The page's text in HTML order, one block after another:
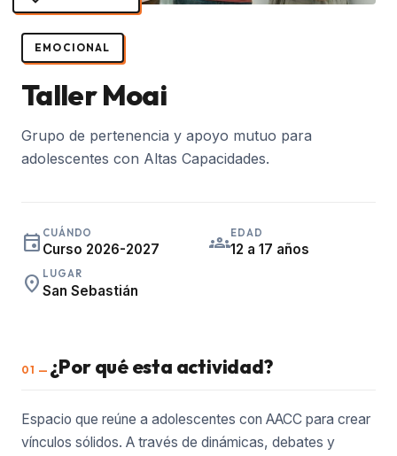
EMOCIONAL
Taller Moai
Grupo de pertenencia y apoyo mutuo para
adolescentes con Altas Capacidades.
event CUÁNDO
Curso 2026-2027 groupsEDAD
12 a 17 años
place LUGAR
San Sebastián
01 — ¿Por qué esta actividad?
Espacio que reúne a adolescentes con AACC para crear
vínculos sólidos. A través de dinámicas, debates y